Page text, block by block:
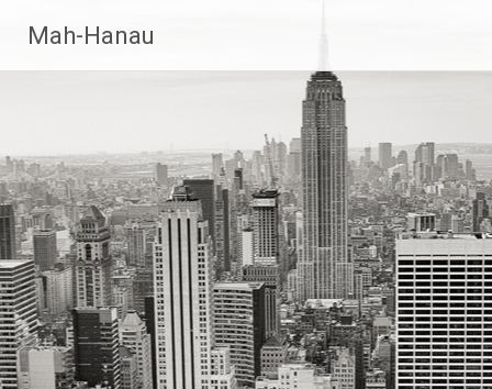
Inhalt
springen
Mah-Hanau